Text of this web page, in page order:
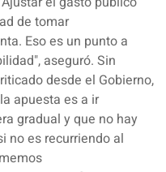
de tomar
Eso es un punto a
aseguró. Sin
desde el Gobierno,
apuesta es a ir
gradual y que no hay
no es recurriendo al